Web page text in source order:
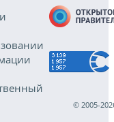
© 2005-